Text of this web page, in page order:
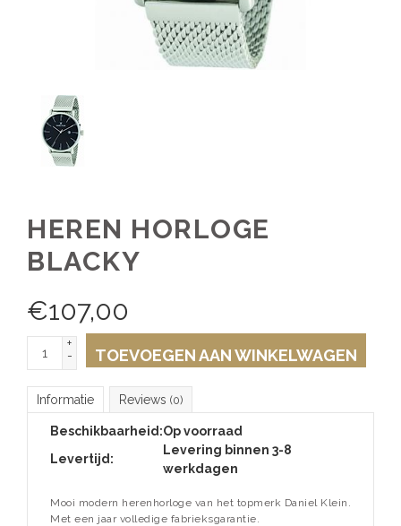
HEREN HORLOGE
BLACKY
€107,00
+
-
TOEVOEGEN AAN WINKELWAGEN
Informatie Reviews (0)
Beschikbaarheid:Op voorraad
Levertijd:
Levering binnen 3-8
werkdagen
Mooi modern herenhorloge van het topmerk Daniel Klein.
Met een jaar volledige fabrieksgarantie.